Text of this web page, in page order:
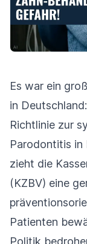
Es war ein
in
Richtlinie zur
Parodontitis in
zieht die
(KZBV) eine
Patienten
Politik